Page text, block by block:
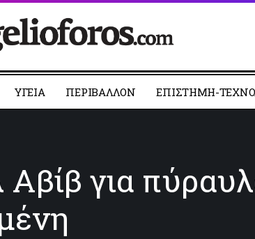
YΓΕΙΑ ΠΕΡΙΒΑΛΛΟΝ ΕΠΙΣΤΗΜΗ-
Αβίβ για